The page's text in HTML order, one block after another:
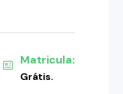
Matricula:
Grátis.